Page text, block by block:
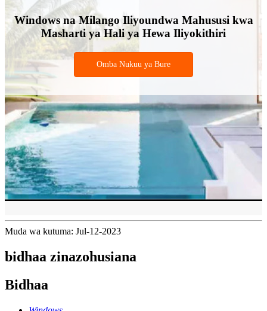
Windows na Milango Iliyoundwa Mahususi kwa
Masharti ya Hali ya Hewa Iliyokithiri
Omba Nukuu ya Bure
Muda wa kutuma: Jul-12-2023
bidhaa zinazohusiana
Bidhaa